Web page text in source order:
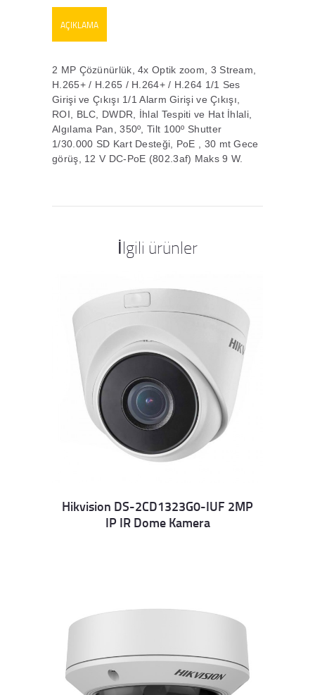
AÇIKLAMA
2 MP Çözünürlük, 4x Optik zoom, 3 Stream,
H.265+ / H.265 / H.264+ / H.264 1/1 Ses
Girişi ve Çıkışı 1/1 Alarm Girişi ve Çıkışı,
ROI, BLC, DWDR, İhlal Tespiti ve Hat İhlali,
Algılama Pan, 350º, Tilt 100º Shutter
1/30.000 SD Kart Desteği, PoE , 30 mt Gece
görüş, 12 V DC-PoE (802.3af) Maks 9 W.
İlgili ürünler
Details
Hikvision DS-2CD1323G0-IUF 2MP
IP IR Dome Kamera